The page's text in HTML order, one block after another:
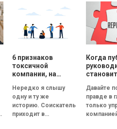
6 признаков
токсичной
компании, на
обратить
внимание на
собеседовании
Нередко я слышу
одну и ту же
историю. Соискатель
приходит в
Когда
Давайте
правде в
только